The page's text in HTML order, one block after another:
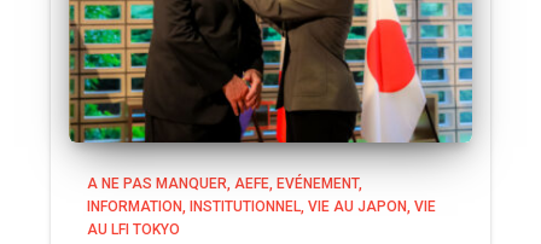
A NE PAS MANQUER AEFE EVÉNEMENT
INFORMATION
INSTITUTIONNEL VIE AU JAPON VIE
AU LFI TOKYO